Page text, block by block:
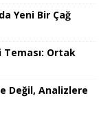
Yeni Bir Çağ
Teması: Ortak
Değil, Analizlere